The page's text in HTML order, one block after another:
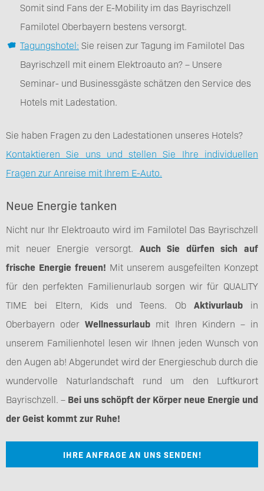
Somit sind Fans der E-Mobility im das Bayrischzell
Familotel Oberbayern bestens versorgt.
Tagungshotel: Sie reisen zur Tagung im Familotel Das
Bayrischzell mit einem Elektroauto an? – Unsere
Seminar- und Businessgäste schätzen den Service des
Hotels mit Ladestation.
Sie haben Fragen zu den Ladestationen unseres Hotels?
Kontaktieren Sie uns und stellen Sie Ihre individuellen
Fragen zur Anreise mit Ihrem E-Auto.
Neue Energie tanken
Nicht nur Ihr Elektroauto wird im Familotel Das Bayrischzell
mit neuer Energie versorgt. Auch Sie dürfen sich auf
frische Energie freuen! Mit unserem ausgefeilten Konzept
für den perfekten Familienurlaub sorgen wir für QUALITY
TIME bei Eltern, Kids und Teens. Ob Aktivurlaubin
Oberbayern oderWellnessurlaub mit Ihren Kindern – in
unserem Familienhotel lesen wir Ihnen jeden Wunsch von
den Augen ab! Abgerundet wird der Energieschub durch die
wundervolle Naturlandschaft rund um den Luftkurort
Bayrischzell. – Bei uns schöpft der Körper neue Energie und
der Geist kommt zur Ruhe!
IHRE ANFRAGE AN UNS SENDEN!